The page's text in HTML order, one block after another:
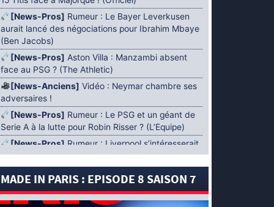
[News-Pros] Rumeur : Le Bayer Leverkusen
aurait lancé des négociations pour Ibrahim Mbaye
(Ben Jacobs)
[News-Pros] Aston Villa : Manzambi absent
face au PSG ? (The Athletic)
[News-Anciens] Vidéo : Neymar chambre ses
adversaires !
[News-Pros] Rumeur : Le PSG et un géant de
Serie A à la lutte pour Robin Risser ? (L’Equipe)
[News-Pros] Rumeur : Liverpool s’intéresserait
à Ibrahim Mbaye en plus de Bradley Barcola
(Fabrizio Romano)
[News-Pros]Rumeur : Accord contractuel
trouvé entre le PSG et Mika Godts (Fabrizio
MADE IN PARIS : EPISODE 8 SAISON 7